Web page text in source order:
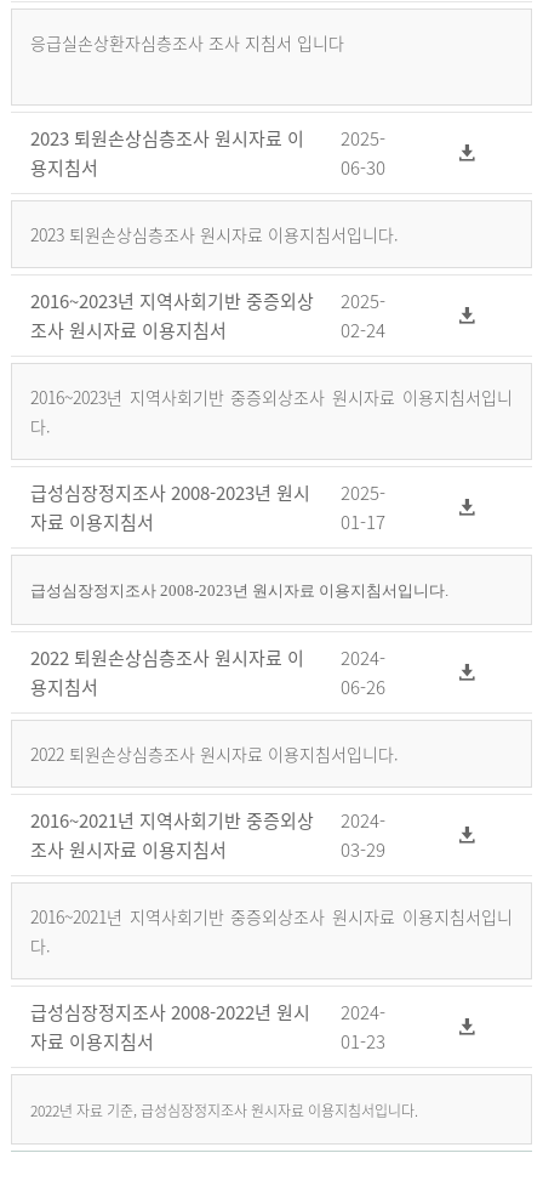
응급실손상환자심층조사 조사 지침서 입니다
2023 퇴원손상심층조사 원시자료 이
용지침서
2025-
06-30
2023 퇴원손상심층조사 원시자료 이용지침서입니다.
2016~2023년 지역사회기반 중증외상
조사 원시자료 이용지침서
2025-
02-24
2016~2023년 지역사회기반 중증외상조사 원시자료 이용지침서입니
다.
급성심장정지조사 2008-2023년 원시
자료 이용지침서
2025-
01-17
급성심장정지조사 2008-2023년 원시자료 이용지침서입니다.
2022 퇴원손상심층조사 원시자료 이
용지침서
2024-
06-26
2022 퇴원손상심층조사 원시자료 이용지침서입니다.
2016~2021년 지역사회기반 중증외상
조사 원시자료 이용지침서
2024-
03-29
2016~2021년 지역사회기반 중증외상조사 원시자료 이용지침서입니
다.
급성심장정지조사 2008-2022년 원시
자료 이용지침서
2024-
01-23
2022년 자료 기준, 급성심장정지조사 원시자료 이용지침서입니다.